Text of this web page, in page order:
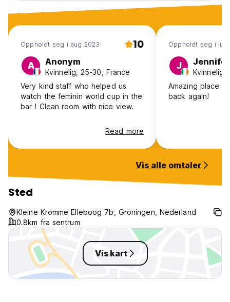
Oppholdt seg i aug 2023 10
A Anonym
Kvinnelig, 25-30, France
Very kind staff who helped us
watch the feminin world cup in the
bar ! Clean room with nice view.
Read more
Oppholdt seg i jun
J Jennifer
Kvinnelig,
Amazing place
back again!
Vis alle omtaler
Sted
Kleine Kromme Elleboog 7b, Groningen, Nederland
0.8km fra sentrum
Vis kart